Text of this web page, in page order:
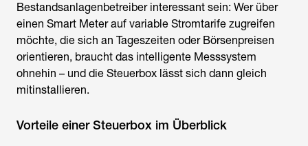
Bestandsanlagenbetreiber interessant sein: Wer über
einen Smart Meter auf variable Stromtarife zugreifen
möchte, die sich an Tageszeiten oder Börsenpreisen
orientieren, braucht das intelligente Messsystem
ohnehin – und die Steuerbox lässt sich dann gleich
mitinstallieren.
Vorteile einer Steuerbox im Überblick